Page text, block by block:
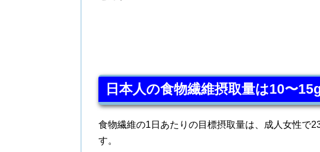
日本人の食物繊維摂取量は10〜
食物繊維の1日あたりの目標摂取量は、成人女性で
す。